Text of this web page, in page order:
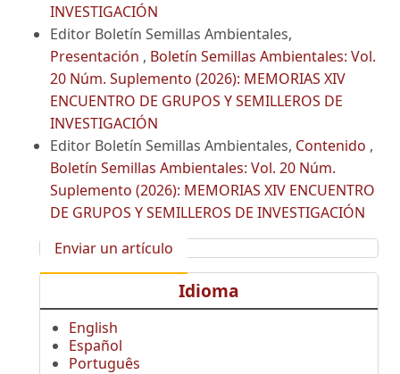
INVESTIGACIÓN
Editor Boletín Semillas Ambientales,
Presentación , Boletín Semillas Ambientales: Vol.
20 Núm. Suplemento (2026): MEMORIAS XIV
ENCUENTRO DE GRUPOS Y SEMILLEROS DE
INVESTIGACIÓN
Editor Boletín Semillas Ambientales, Contenido ,
Boletín Semillas Ambientales: Vol. 20 Núm.
Suplemento (2026): MEMORIAS XIV ENCUENTRO
DE GRUPOS Y SEMILLEROS DE INVESTIGACIÓN
Enviar un artículo
Idioma
English
Español
Português